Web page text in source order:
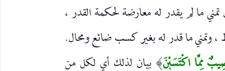
ما لم يقدر له معارضة لحكمة القدر ،
وتمني ما قدر له بغير كسب ضائع ومحال.
مِمَّا اكْتَسَبْنَ) بيان لذلك أي لكل من